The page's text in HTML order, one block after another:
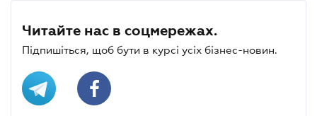
Читайте нас в соцмережах.
Підпишіться, щоб бути в курсі усіх бізнес-новин.